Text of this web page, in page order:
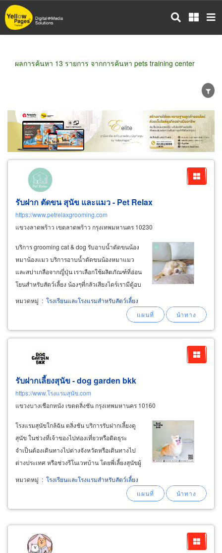
ข้าม
ไป
ผลการค้นหา 13 รายการ จากการค้นหา pets training center
ขายส่ง ขายปลีก ผู้ผลิต
ตัวแทนจัดจำหน่าย
ผู้ส่งออก/นำเข้า
ธุรกิจบริการ
รับฝาก ตัดขน สุนัข และแมว - Pet Relax
https://www.petrelaxgrooming.com
แขวงลาดพร้าว เขตลาดพร้าว กรุงเทพมหานคร 10230
บริการ grooming cat & dog รับอาบน้ำตัดขนน้อง
หมาน้องแมว บริการอาบน้ำตัดขนน้องหมาแมว
และสปาเกลือจากญี่ปุ่น เราเลือกใช้ผลิตภัณฑ์ที่อ่อน
โยนสำหรับสัตว์เลี้ยง น้องๆที่กลัวเสียงไดร์เรามีตู้อบ
ที่ผ่านมาตรฐาน และพี่เลี้ยงคอยดูแลอย่างใกล้ชิด
พร้อมบริการด้วยรอยยิ้ม และความรัก รับอาบน้ำตัด
หมวดหมู่ : โรงเรียนและโรงแรมสำหรับสัตว์เลี้ยง
รับฝากเลี้ยงสุนัข - dog garden bkk
https://www.โรงแรมสุนัข.com
แขวงบางเชือกหนัง เขตตลิ่งชัน กรุงเทพมหานคร 10160
โรงแรมสุนัขใกล้ฉัน ตลิ่งชัน บริการรับฝากเลี้ยงดู
สุนัข ในช่วงที่เจ้าของไปท่องเที่ยวหรือติดธุระ
จำเป็นต้องเดินทางไปต่างจังหวัดหรือเดินทางไป
ต่างประเทศ หรือช่วงรีโนเวทบ้าน โดยพี่เลี้ยงสุนัขผู้
ชำนาญงานและรักสุนัขเป็นชีวิตจิตใจ รับฝากเลี้ยง
สุนัขตัวเล็ก เช่น ชิสุ ปั๊ก ปอมเมอเรเนียน ชิวาวา พู
หมวดหมู่ : โรงเรียนและโรงแรมสำหรับสัตว์เลี้ยง